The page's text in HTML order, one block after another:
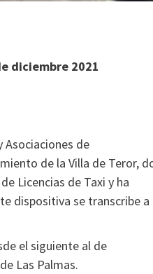
diciembre 2021
Asociaciones de
de la Villa de Teror,
Licencias de Taxi y ha
dispositiva se transcribe a
el siguiente al de
Las Palmas.